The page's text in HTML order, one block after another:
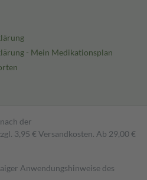
- Mein Medikationsplan
der
3,95 € Versandkosten. Ab 29,00 €
Anwendungshinweise des